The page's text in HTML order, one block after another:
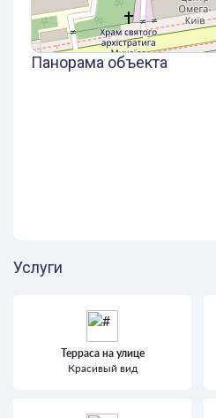
Панорама объекта
Услуги
Терраса на улице
Красивый вид